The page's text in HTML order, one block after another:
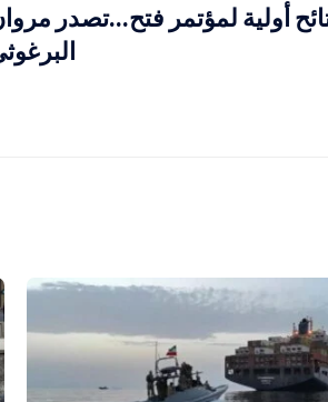
أولية لمؤتمر فتح…تصدر